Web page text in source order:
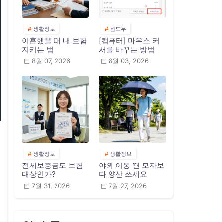
생활정보
이혼했을 때 내 보험
지키는 법
8월 07, 2026
윈도우
[컴퓨터] 마우스 커
서를 바꾸는 방법
8월 03, 2026
생활정보
전세보증금도 보험
대상인가?
7월 31, 2026
생활정보
야외 이동 땐 모자보
다 양산 쓰세요
7월 27, 2026